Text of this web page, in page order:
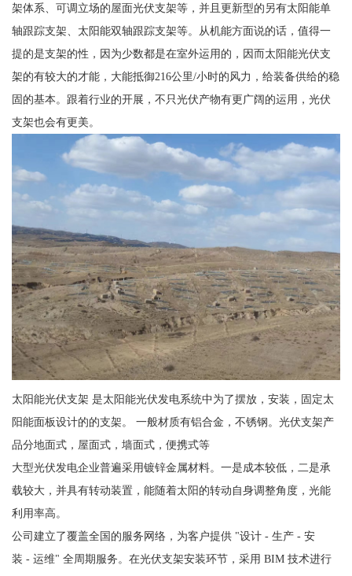
架体系、可调立场的屋面光伏支架等，并且更新型的另有太阳能单
轴跟踪支架、太阳能双轴跟踪支架等。从机能方面说的话，值得一
提的是支架的性，因为少数都是在室外运用的，因而太阳能光伏支
架的有较大的才能，大能抵御216公里/小时的风力，给装备供给的稳
固的基本。跟着行业的开展，不只光伏产物有更广阔的运用，光伏
支架也会有更美。
太阳能光伏支架 是太阳能光伏发电系统中为了摆放，安装，固定太
阳能面板设计的的支架。 一般材质有铝合金，不锈钢。光伏支架产
品分地面式，屋面式，墙面式，便携式等
大型光伏发电企业普遍采用镀锌金属材料。一是成本较低，二是承
载较大，并具有转动装置，能随着太阳的转动自身调整角度，光能
利用率高。
公司建立了覆盖全国的服务网络，为客户提供 "设计 - 生产 - 安
装 - 运维" 全周期服务。在光伏支架安装环节，采用 BIM 技术进行